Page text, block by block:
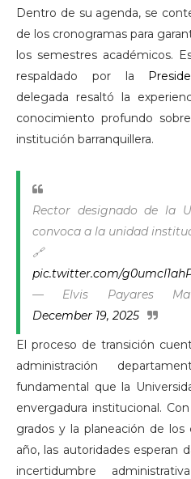
Dentro de su agenda, se
de los cronogramas para
los semestres académicos.
respaldado por la
delegada resaltó la
conocimiento profundo
institución barranquillera.
Rector designado de la
convoca a la unidad
🔗
pic.twitter.com/
— Elvis Payares
December 19, 2025
El proceso de transición
administración
fundamental que la
envergadura institucional.
grados y la planeación de los
año, las autoridades esperan
incertidumbre